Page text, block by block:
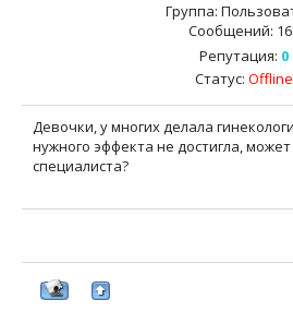
Группа:
Сообщений:
Репутация: 0
Статус: Offline
Девочки, у многих делала
нужного эффекта не достигла,
специалиста?